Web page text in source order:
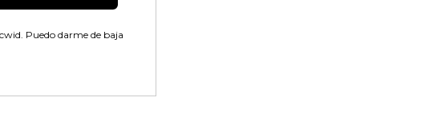
Puedo darme de baja